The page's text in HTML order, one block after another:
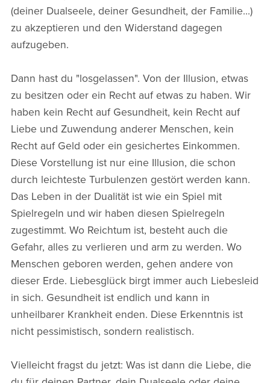
(deiner Dualseele, deiner Gesundheit, der Familie...)
zu akzeptieren und den Widerstand dagegen
aufzugeben.
Dann hast du "losgelassen". Von der Illusion, etwas
zu besitzen oder ein Recht auf etwas zu haben. Wir
haben kein Recht auf Gesundheit, kein Recht auf
Liebe und Zuwendung anderer Menschen, kein
Recht auf Geld oder ein gesichertes Einkommen.
Diese Vorstellung ist nur eine Illusion, die schon
durch leichteste Turbulenzen gestört werden kann.
Das Leben in der Dualität ist wie ein Spiel mit
Spielregeln und wir haben diesen Spielregeln
zugestimmt. Wo Reichtum ist, besteht auch die
Gefahr, alles zu verlieren und arm zu werden. Wo
Menschen geboren werden, gehen andere von
dieser Erde. Liebesglück birgt immer auch Liebesleid
in sich. Gesundheit ist endlich und kann in
unheilbarer Krankheit enden. Diese Erkenntnis ist
nicht pessimistisch, sondern realistisch.
Vielleicht fragst du jetzt: Was ist dann die Liebe, die